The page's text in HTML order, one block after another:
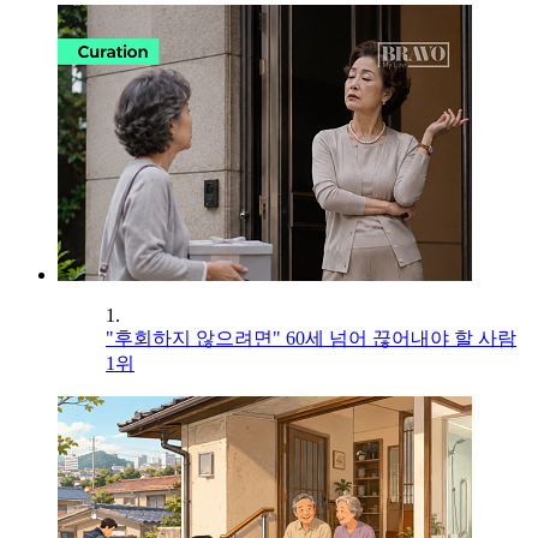
1.
"후회하지 않으려면" 60세 넘어 끊어내야 할 사람
1위